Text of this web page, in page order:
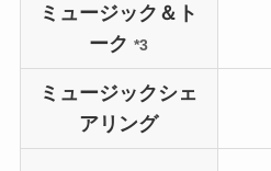
ミュージック＆ト
ーク*3
ミュージックシェ
アリング